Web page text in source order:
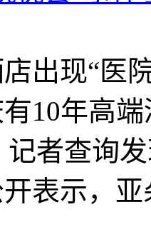
出现“医
10年高
记者查询
表示，